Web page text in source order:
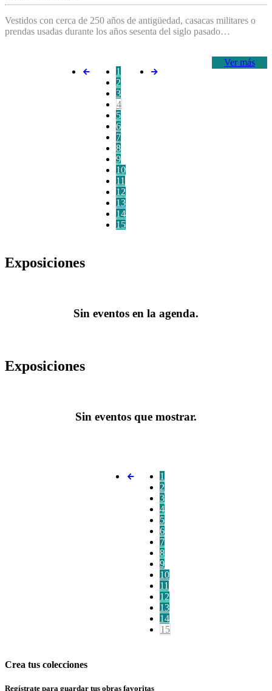
Vestidos con cerca de 250 años de antigüedad, casacas militares o
prendas usadas durante los años sesenta del siglo pasado…
Ver más
1
2
3
4
5
6
7
8
9
10
11
12
13
14
15
Exposiciones
Sin eventos en la agenda.
Exposiciones
Sin eventos que mostrar.
1
2
3
4
5
6
7
8
9
10
11
12
13
14
15
Crea tus colecciones
Regístrate para guardar tus obras favoritas